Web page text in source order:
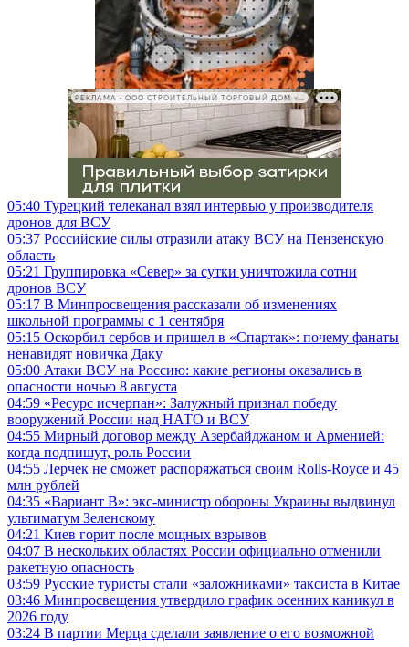
РЕКЛАМА • ООО СТРОИТЕЛЬНЫЙ ТОРГОВЫЙ ДОМ «ПЕТРОВИЧ», ИНН 7802348846
05:40 Турецкий телеканал взял интервью у производителя
дронов для ВСУ
05:37 Российские силы отразили атаку ВСУ на Пензенскую
область
05:21 Группировка «Север» за сутки уничтожила сотни
дронов ВСУ
05:17 В Минпросвещения рассказали об изменениях
школьной программы с 1 сентября
05:15 Оскорбил сербов и пришел в «Спартак»: почему фанаты
ненавидят новичка Даку
05:00 Атаки ВСУ на Россию: какие регионы оказались в
опасности ночью 8 августа
04:59 «Ресурс исчерпан»: Залужный признал победу
вооружений России над НАТО и ВСУ
04:55 Мирный договор между Азербайджаном и Арменией:
когда подпишут, роль России
04:55 Лерчек не сможет распоряжаться своим Rolls-Royce и 45
млн рублей
04:35 «Вариант B»: экс-министр обороны Украины выдвинул
ультиматум Зеленскому
04:21 Киев горит после мощных взрывов
04:07 В нескольких областях России официально отменили
ракетную опасность
03:59 Русские туристы стали «заложниками» таксиста в Китае
03:46 Минпросвещения утвердило график осенних каникул в
2026 году
03:24 В партии Мерца сделали заявление о его возможной